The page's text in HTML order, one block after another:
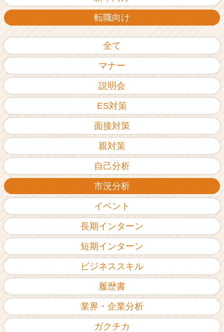
転職向け
全て
マナー
説明会
ES対策
面接対策
親対策
自己分析
市況分析
イベント
長期インターン
短期インターン
ビジネススキル
履歴書
業界・企業分析
ガクチカ